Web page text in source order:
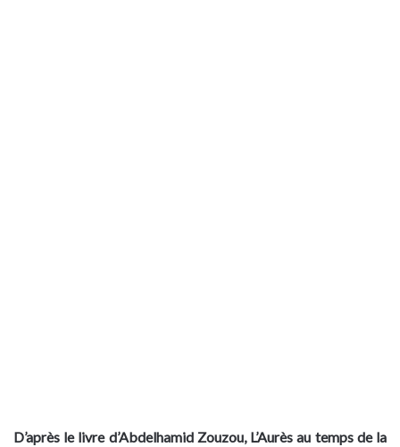
D’après le livre d’Abdelhamid Zouzou, L’Aurès au temps de la